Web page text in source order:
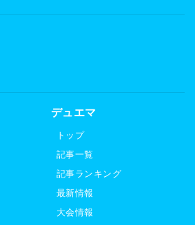
デュエマ
トップ
記事一覧
記事ランキング
最新情報
大会情報